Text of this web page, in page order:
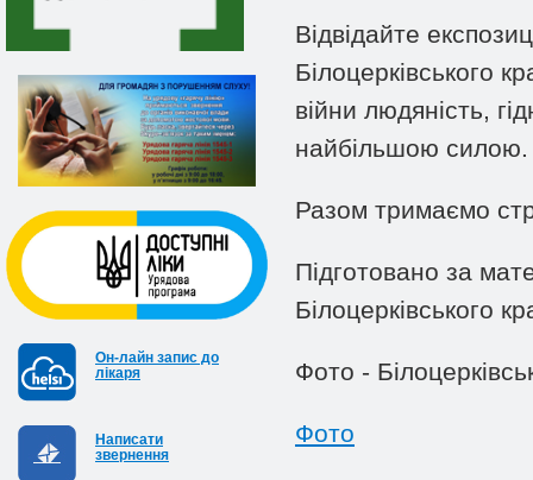
Он-лайн запис до
лікаря
Написати
звернення
Відвідайте
Білоцерківського
війни людяність,
найбільшою силою.
Разом тримаємо
Підготовано за
Білоцерківського
Фото -
Фото